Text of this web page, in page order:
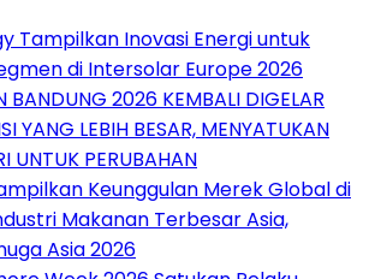
Tampilkan Inovasi Energi untuk
di Intersolar Europe 2026
BANDUNG 2026 KEMBALI DIGELAR
YANG LEBIH BESAR, MENYATUKAN
UNTUK PERUBAHAN
Keunggulan Merek Global di
Makanan Terbesar Asia,
Asia 2026